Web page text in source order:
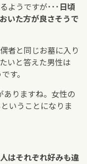
ようですが･･･ 日頃
いた方が良さそうで
者と同じお墓に入り
いと答えた男性は
す。
ありますね。女性の
いうことになりま
はそれぞれ好みも違